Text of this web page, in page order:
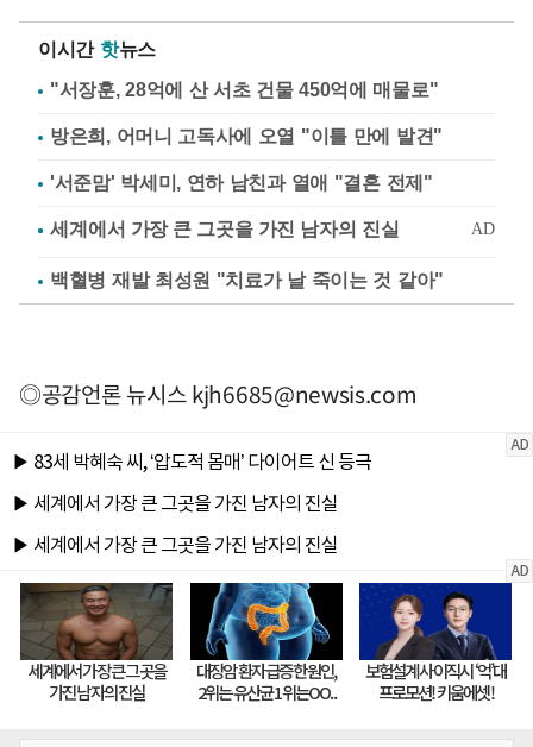
이시간 핫뉴스
"서장훈, 28억에 산 서초 건물 450억에 매물로"
방은희, 어머니 고독사에 오열 "이틀 만에 발견"
'서준맘' 박세미, 연하 남친과 열애 "결혼 전제"
백혈병 재발 최성원 "치료가 날 죽이는 것 같아"
◎공감언론 뉴시스kjh6685@newsis.com